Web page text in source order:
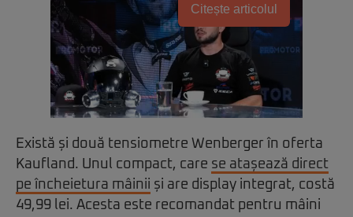
Citește articolul
Există și două tensiometre Wenberger în oferta
Kaufland. Unul compact, care se atașează direct
pe încheietura mâinii și are display integrat, costă
49,99 lei. Acesta este recomandat pentru mâini